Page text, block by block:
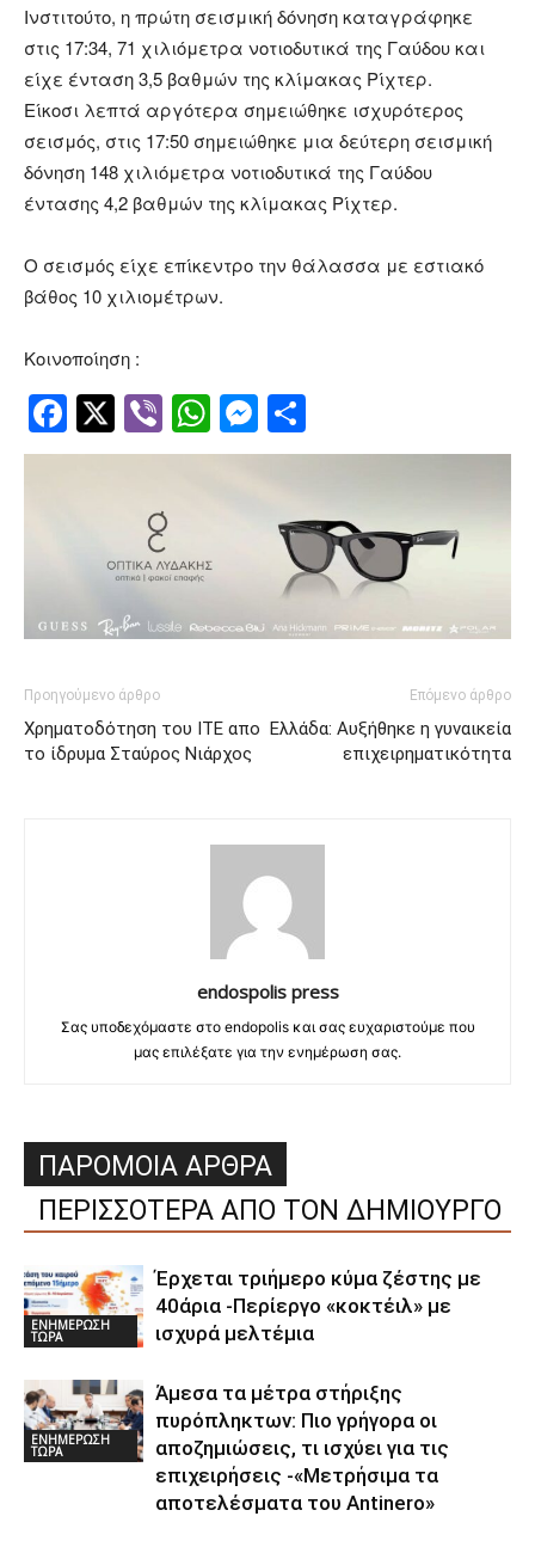
Ινστιτούτο, η πρώτη σεισμική δόνηση καταγράφηκε
στις 17:34, 71 χιλιόμετρα νοτιοδυτικά της Γαύδου και
είχε ένταση 3,5 βαθμών της κλίμακας Ρίχτερ.
Είκοσι λεπτά αργότερα σημειώθηκε ισχυρότερος
σεισμός, στις 17:50 σημειώθηκε μια δεύτερη σεισμική
δόνηση 148 χιλιόμετρα νοτιοδυτικά της Γαύδου
έντασης 4,2 βαθμών της κλίμακας Ρίχτερ.
Ο σεισμός είχε επίκεντρο την θάλασσα με εστιακό
βάθος 10 χιλιομέτρων.
Κοινοποίηση :
Facebook
Twitter
ViberWhatsApp
Messenger
Προηγούμενο άρθρο
Xρηματοδότηση του ΙΤΕ απο
το ίδρυμα Σταύρος Νιάρχος
Επόμενο άρθρο
Ελλάδα: Αυξήθηκε η γυναικεία
επιχειρηματικότητα
endospolis press
Σας υποδεχόμαστε στο endopolis και σας ευχαριστούμε που
μας επιλέξατε για την ενημέρωση σας.
ΠΑΡΟΜΟΙΑ ΑΡΘΡΑ
ΠΕΡΙΣΣΟΤΕΡΑ ΑΠΟ ΤΟΝ ΔΗΜΙΟΥΡΓΟ
ΕΝΗΜΕΡΩΣΗ
ΤΩΡΑ
Έρχεται τριήμερο κύμα ζέστης με
40άρια -Περίεργο «κοκτέιλ» με
ισχυρά μελτέμια
ΕΝΗΜΕΡΩΣΗ
ΤΩΡΑ
Άμεσα τα μέτρα στήριξης
πυρόπληκτων: Πιο γρήγορα οι
αποζημιώσεις, τι ισχύει για τις
επιχειρήσεις -«Μετρήσιμα τα
αποτελέσματα του Αntinero»